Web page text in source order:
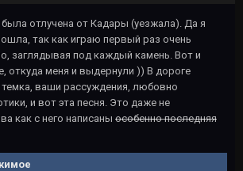
была отлучена от Кадары (уезжала). Да я
так как играю первый раз очень
заглядывая под каждый камень. Вот и
откуда меня и выдернули )) В дороге
темка, ваши рассуждения, любовно
и вот эта песня. Это даже не
как с него написаны особенно последняя